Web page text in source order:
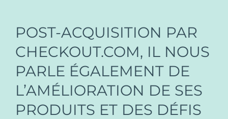
POST-ACQUISITION PAR
CHECKOUT.COM, IL NOUS
PARLE ÉGALEMENT DE
L’AMÉLIORATION DE SES
PRODUITS ET DES DÉFIS